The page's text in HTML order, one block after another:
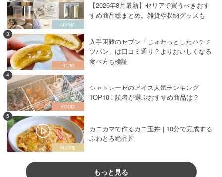
【2026年8月最新】セリアで買うべきおす
すめ商品総まとめ。雑貨や収納グッズも
3
入手困難のセブン「じゅわっとしたハチミ
ツパン」は口コミ通り？よりおいしくなる
食べ方も検証
4
シャトレーゼのアイス人気ランキング
TOP10！読者が選ぶおすすめ商品は？
5
カニカマで作るカニ玉丼｜10分で完成する
ふわとろ絶品丼
もっと見る